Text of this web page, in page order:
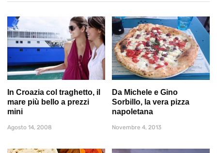
In Croazia col traghetto, il
mare più bello a prezzi
mini
Agosto 14, 2008
Da Michele e Gino
Sorbillo, la vera pizza
napoletana
Novembre 4, 2013